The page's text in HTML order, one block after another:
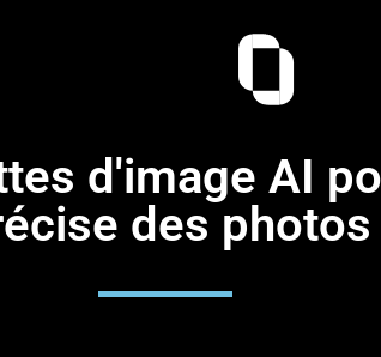
d'image AI
des photos